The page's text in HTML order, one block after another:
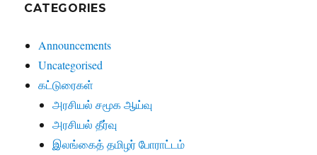
CATEGORIES
Announcements
Uncategorised
கட்டுரைகள்
அரசியல் சமூக ஆய்வு
அரசியல் தீர்வு
இலங்கைத் தமிழர் போராட்டம்